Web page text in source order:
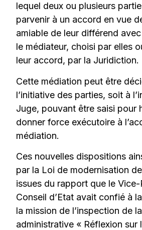
lequel deux ou plusieurs
parvenir à un accord en vue
amiable de leur différend avec
le médiateur, choisi par elles
leur accord, par la Juridiction.
Cette médiation peut être
l’initiative des parties, soit à
Juge, pouvant être saisi pour
donner force exécutoire à
médiation.
Ces nouvelles dispositions
par la Loi de modernisation
issues du rapport que le
Conseil d’Etat avait confié à
la mission de l’inspection de
administrative « Réflexion sur